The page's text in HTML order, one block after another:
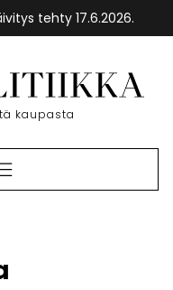
tehty 17.6.2026.
kaupasta